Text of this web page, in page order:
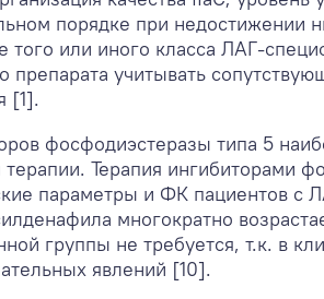
порядке при недостижении
того или иного класса ЛАГ-
препарата учитывать
[1].
фосфодиэстеразы типа 5
Терапия ингибиторами
параметры и ФК пациентов с
многократно
группы не требуется, т.к. в
явлений [10].